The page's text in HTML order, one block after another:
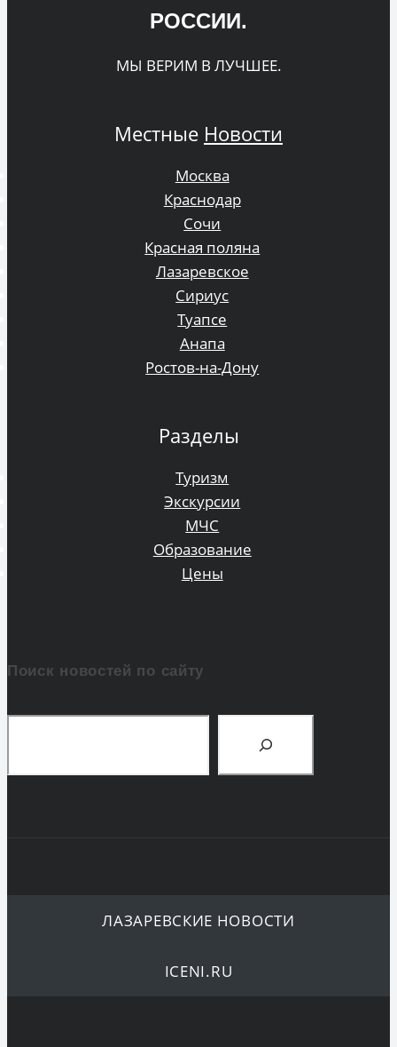
РОССИИ.
МЫ ВЕРИМ В ЛУЧШЕЕ.
Местные Новости
Москва
Краснодар
Сочи
Красная поляна
Лазаревское
Сириус
Туапсе
Анапа
Ростов-на-Дону
Разделы
Туризм
Экскурсии
МЧС
Образование
Цены
Поиск новостей по сайту
ЛАЗАРЕВСКИЕ НОВОСТИ
ICENI.RU